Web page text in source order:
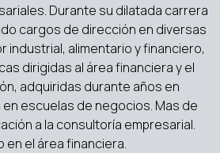
Durante su dilatada carrera
cargos de dirección en diversas
industrial, alimentario y financiero,
dirigidas al área financiera y el
adquiridas durante años en
escuelas de negocios. Mas de
a la consultoría empresarial.
en el área financiera.